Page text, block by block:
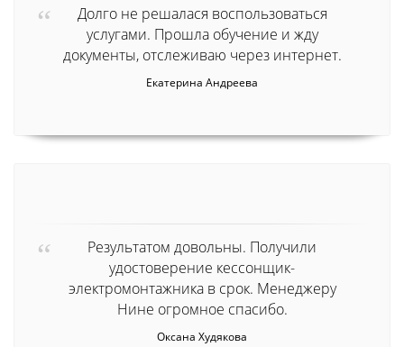
Долго не решалася воспользоваться
услугами. Прошла обучение и жду
документы, отслеживаю через интернет.
Екатерина Андреева
Результатом довольны. Получили
удостоверение кессонщик-
электромонтажника в срок. Менеджеру
Нине огромное спасибо.
Оксана Худякова